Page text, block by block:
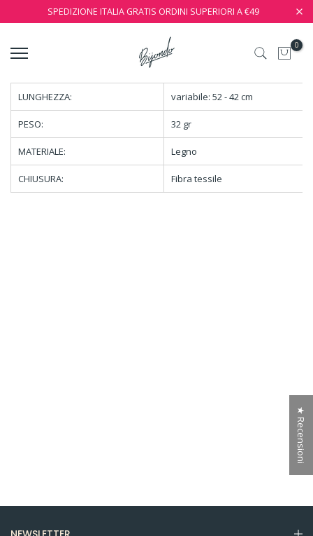
SPEDIZIONE ITALIA GRATIS ORDINI SUPERIORI A €49
0
LUNGHEZZA: variabile: 52 - 42 cm
PESO: 32 gr
MATERIALE: Legno
CHIUSURA: Fibra tessile
★ Recensioni